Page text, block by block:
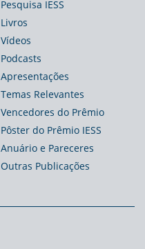
Pesquisa IESS
Livros
Vídeos
Podcasts
Apresentações
Temas Relevantes
Vencedores do Prêmio
Pôster do Prêmio IESS
Anuário e Pareceres
Outras Publicações